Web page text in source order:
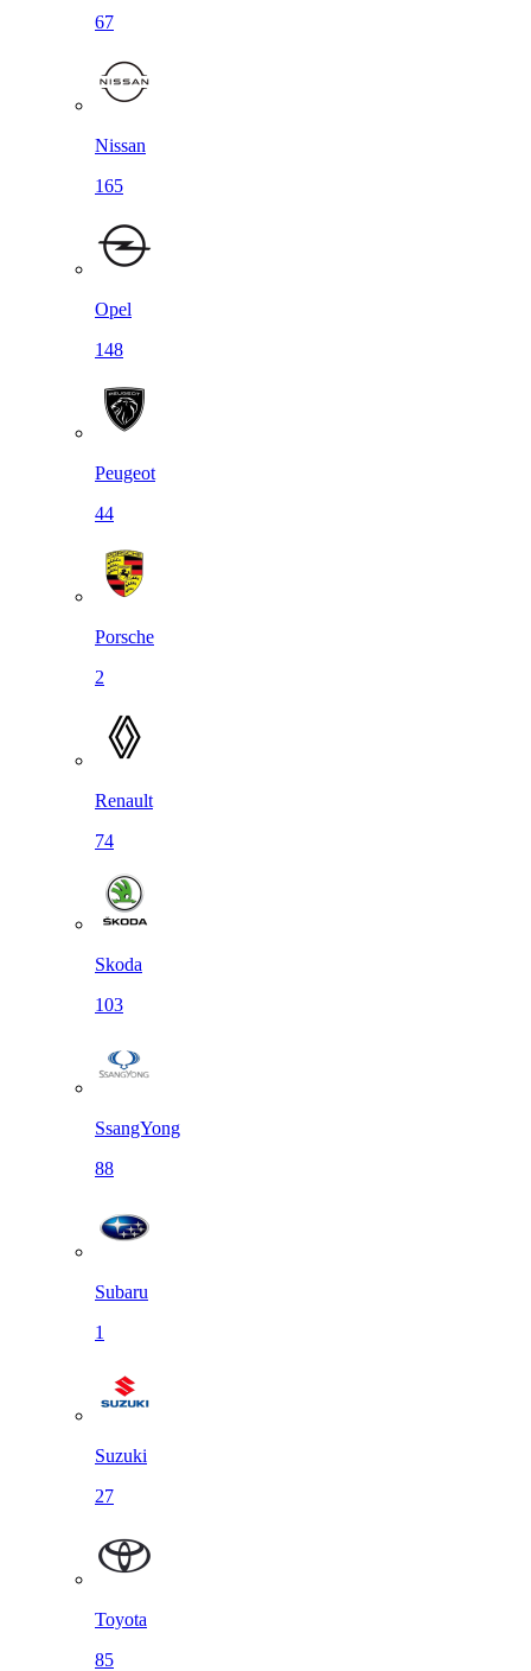
67
Nissan
165
Opel
148
Peugeot
44
Porsche
2
Renault
74
Skoda
103
SsangYong
88
Subaru
1
Suzuki
27
Toyota
85